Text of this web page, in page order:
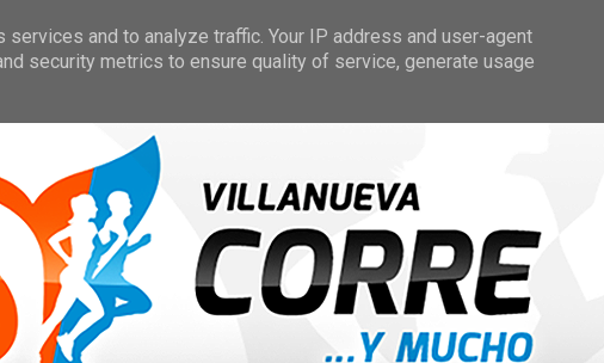
and to analyze traffic. Your IP address and user-agent
security metrics to ensure quality of service, generate usage